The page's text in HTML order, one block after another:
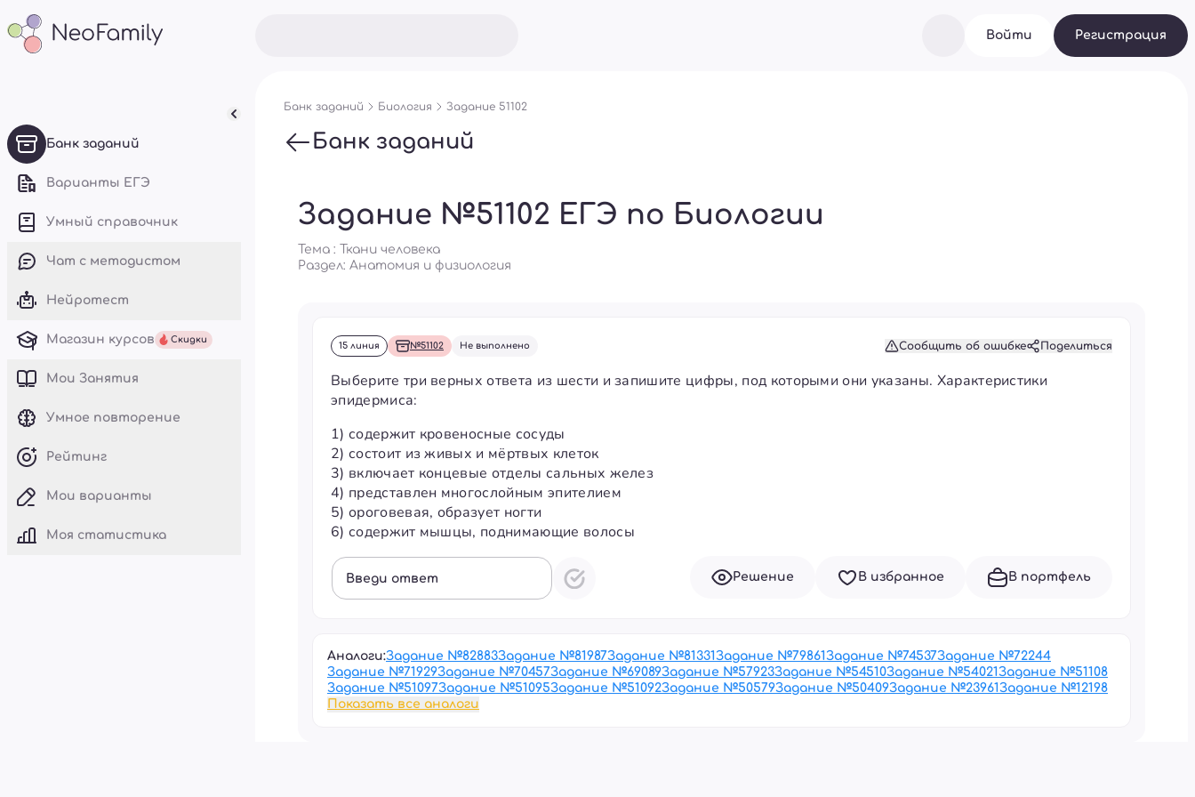
Банк заданий
Варианты ЕГЭ
Умный справочник
Чат с методистом
Нейротест
Магазин курсов Скидки
Mои Занятия
Умное повторение
Рейтинг
Мои варианты
Моя статистика
Войти Регистрация
Банк заданий Биология Задание 51102
Банк заданий
Задание №51102 ЕГЭ по Биологии
Тема : Ткани человека
Раздел: Анатомия и физиология
15 линия №51102 Не выполнено Сообщить об ошибке Поделиться
Выберите три верных ответа из шести и запишите цифры, под которыми они указаны. Характеристики
эпидермиса:
1) содержит кровеносные сосуды
2) состоит из живых и мёртвых клеток
3) включает концевые отделы сальных желез
4) представлен многослойным эпителием
5) ороговевая, образует ногти
6) содержит мышцы, поднимающие волосы
Введи ответ Решение В избранное В портфель
Аналоги:Задание №82883Задание №81987Задание №81331Задание №79861Задание №74537Задание №72244
Задание №71929Задание №70457Задание №69089Задание №57923Задание №54510Задание №54021Задание №51108
Задание №51097Задание №51095Задание №51092Задание №50579Задание №50409Задание №23961Задание №12198
Показать все аналоги